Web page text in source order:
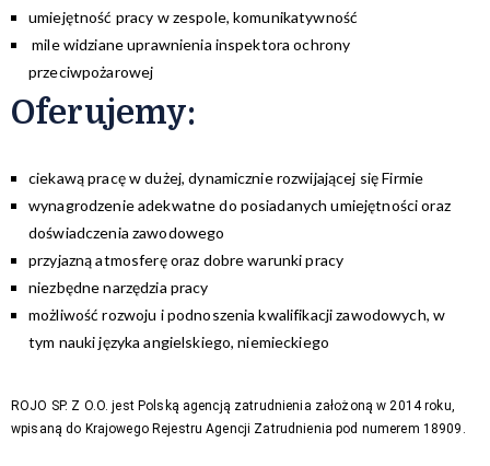
umiejętność pracy w zespole, komunikatywność
mile widziane uprawnienia inspektora ochrony
przeciwpożarowej
Oferujemy:
ciekawą pracę w dużej, dynamicznie rozwijającej się Firmie
wynagrodzenie adekwatne do posiadanych umiejętności oraz
doświadczenia zawodowego
przyjazną atmosferę oraz dobre warunki pracy
niezbędne narzędzia pracy
możliwość rozwoju i podnoszenia kwalifikacji zawodowych, w
tym nauki języka angielskiego, niemieckiego
ROJO SP. Z O.O. jest Polską agencją zatrudnienia założoną w 2014 roku,
wpisaną do Krajowego Rejestru Agencji Zatrudnienia pod numerem 18909.